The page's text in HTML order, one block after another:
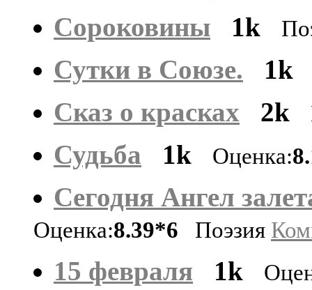
Сороковины 1k
Сутки в Союзе.
1k
Сказ о красках
2k
Судьба 1k Оценка:
Сегодня Ангел
Оценка:8.39*6 Поэзия
15 февраля 1k